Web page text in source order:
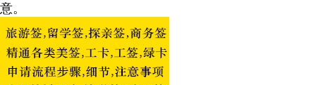
意。